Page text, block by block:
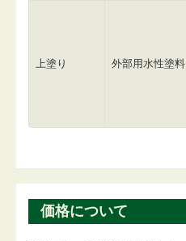
上塗り 外部用水性塗料
価格について